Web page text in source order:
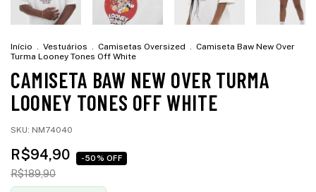
Início . Vestuários . Camisetas Oversized . Camiseta Baw New Over
Turma Looney Tones Off White
CAMISETA BAW NEW OVER TURMA
LOONEY TONES OFF WHITE
SKU: NM74040
R$94,90 -50% OFF
R$189,90